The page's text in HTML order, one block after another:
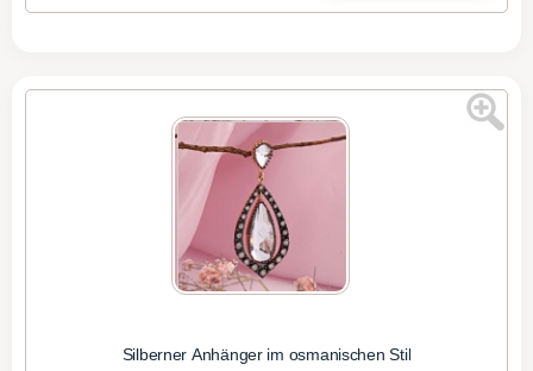
Silberner Anhänger im osmanischen Stil